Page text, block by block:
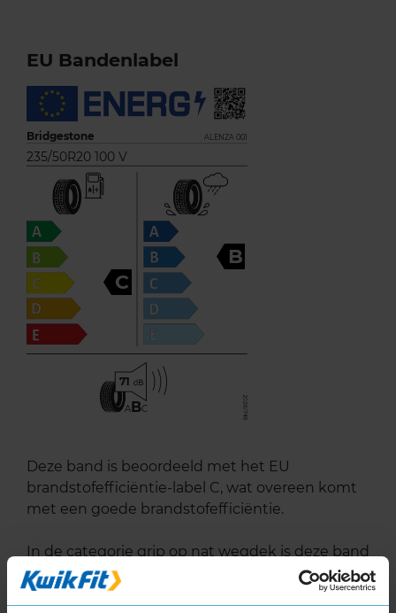
EU Bandenlabel
Bridgestone ALENZA 001
235/50R20 100 V
C
B
71
ABC
Deze band is beoordeeld met het EU
brandstofefficiëntie-label C, wat overeen komt
met een goede brandstofefficiëntie.
In de categorie grip op nat wegdek is deze band
gewaardeerd met een B-label, wat betekent dat
deze band zeer goede grip heeft bij natte